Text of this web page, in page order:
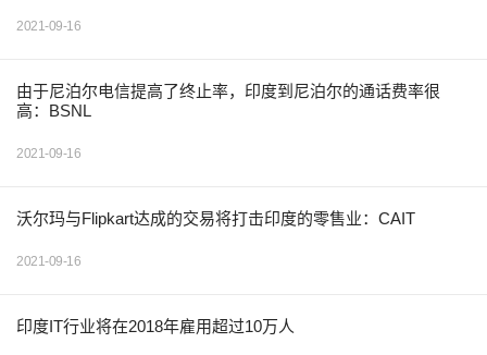
2021-09-16
由于尼泊尔电信提高了终止率，印度到尼泊尔的通话费率很
高：BSNL
2021-09-16
沃尔玛与Flipkart达成的交易将打击印度的零售业：CAIT
2021-09-16
印度IT行业将在2018年雇用超过10万人